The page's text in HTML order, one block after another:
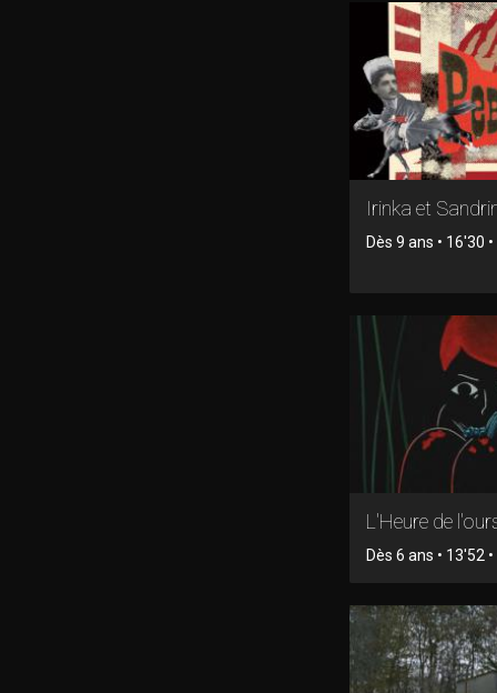
Irinka et
Dès 9 ans • 16'30
L'Heure de
Dès 6 ans • 13'52